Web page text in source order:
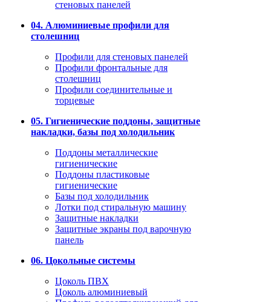
стеновых панелей
04. Алюминиевые профили для
столешниц
Профили для стеновых панелей
Профили фронтальные для
столешниц
Профили соединительные и
торцевые
05. Гигиенические поддоны, защитные
накладки, базы под холодильник
Поддоны металлические
гигиенические
Поддоны пластиковые
гигиенические
Базы под холодильник
Лотки под стиральную машину
Защитные накладки
Защитные экраны под варочную
панель
06. Цокольные системы
Цоколь ПВХ
Цоколь алюминиевый